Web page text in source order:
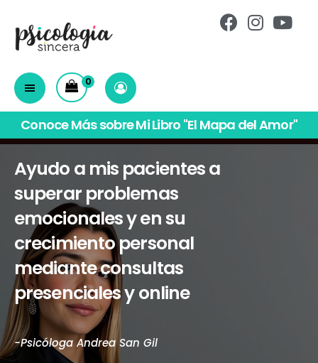
0
Conoce Más sobre Mi Libro "El Mapa del Amor"
Ayudo a mis pacientes a
superar problemas
emocionales y en su
crecimiento personal
mediante consultas
presenciales y online
-Psicóloga Andrea San Gil